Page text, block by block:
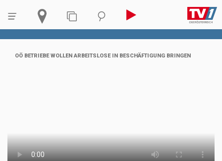
OÖ BETRIEBE WOLLEN ARBEITSLOSE IN BESCHÄFTIGUNG BRINGEN